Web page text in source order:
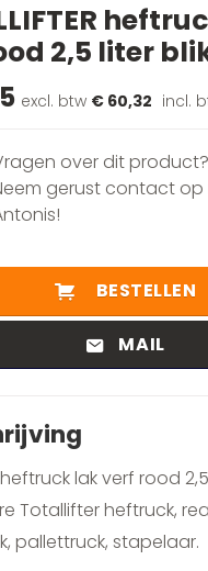
2,5 liter
excl. btw € 60,32 incl.
over dit product?
gerust contact op
BESTELLEN
MAIL
lak verf rood
Totallifter heftruck,
pallettruck, stapelaar.